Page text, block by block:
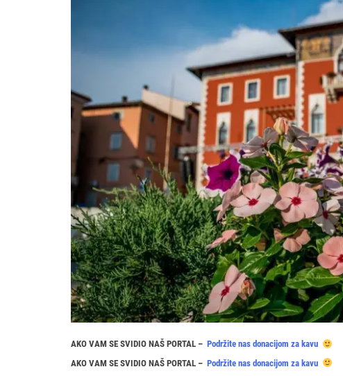
AKO VAM SE SVIDIO NAŠ PORTAL – Podržite nas donacijom za kavu
AKO VAM SE SVIDIO NAŠ PORTAL – Podržite nas donacijom za kavu